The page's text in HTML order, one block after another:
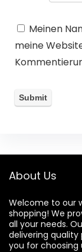
Meinen
meine
About Us
Welcome to our
shopping! We
all your needs.
delivering
you for choosing